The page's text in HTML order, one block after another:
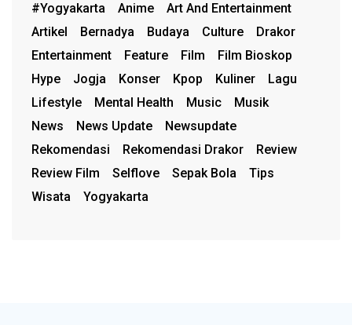
#Yogyakarta
Anime
Art And Entertainment
Artikel
Bernadya Budaya Culture
Drakor
Entertainment
Feature Film
Film Bioskop
Hype
Jogja Konser Kpop Kuliner
Lagu
Lifestyle
Mental Health Music
Musik
News
News Update
Newsupdate
Rekomendasi
Rekomendasi Drakor
Review
Review Film
Selflove Sepak Bola
Tips
Wisata
Yogyakarta